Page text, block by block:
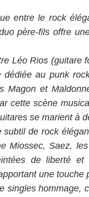
entre le rock
père-fils offre
Léo Rios (guitare
au punk
Magon et
cette scène
se marient à
de rock
Miossec, Saez,
de liberté
une touche
singles hommage,